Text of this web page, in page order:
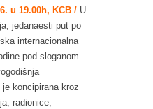
u 19.00h, KCB / U
jedanaesti put po
internacionalna
pod sloganom
koncipirana kroz
radionice,